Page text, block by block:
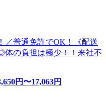
／普通免許でOK！《配送
体の負担は極少！！来社不
円〜17,063円